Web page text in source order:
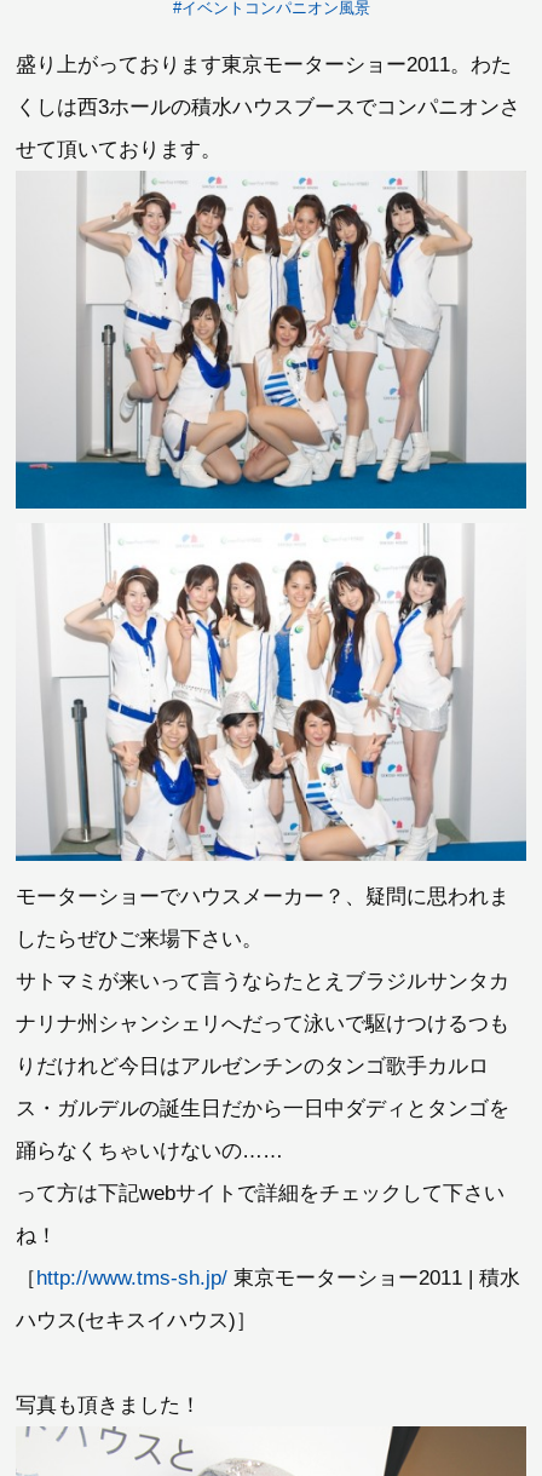
#イベントコンパニオン風景
盛り上がっております東京モーターショー2011。わた
くしは西3ホールの積水ハウスブースでコンパニオンさ
せて頂いております。
モーターショーでハウスメーカー？、疑問に思われま
したらぜひご来場下さい。
サトマミが来いって言うならたとえブラジルサンタカ
ナリナ州シャンシェリへだって泳いで駆けつけるつも
りだけれど今日はアルゼンチンのタンゴ歌手カルロ
ス・ガルデルの誕生日だから一日中ダディとタンゴを
踊らなくちゃいけないの……
って方は下記webサイトで詳細をチェックして下さい
ね！
［http://www.tms-sh.jp/ 東京モーターショー2011 | 積水
ハウス(セキスイハウス)］
写真も頂きました！